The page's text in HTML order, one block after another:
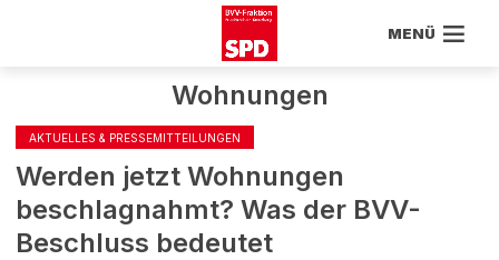
MENÜ
Wohnungen
AKTUELLES & PRESSEMITTEILUNGEN
Werden jetzt Wohnungen
beschlagnahmt? Was der BVV-
Beschluss bedeutet